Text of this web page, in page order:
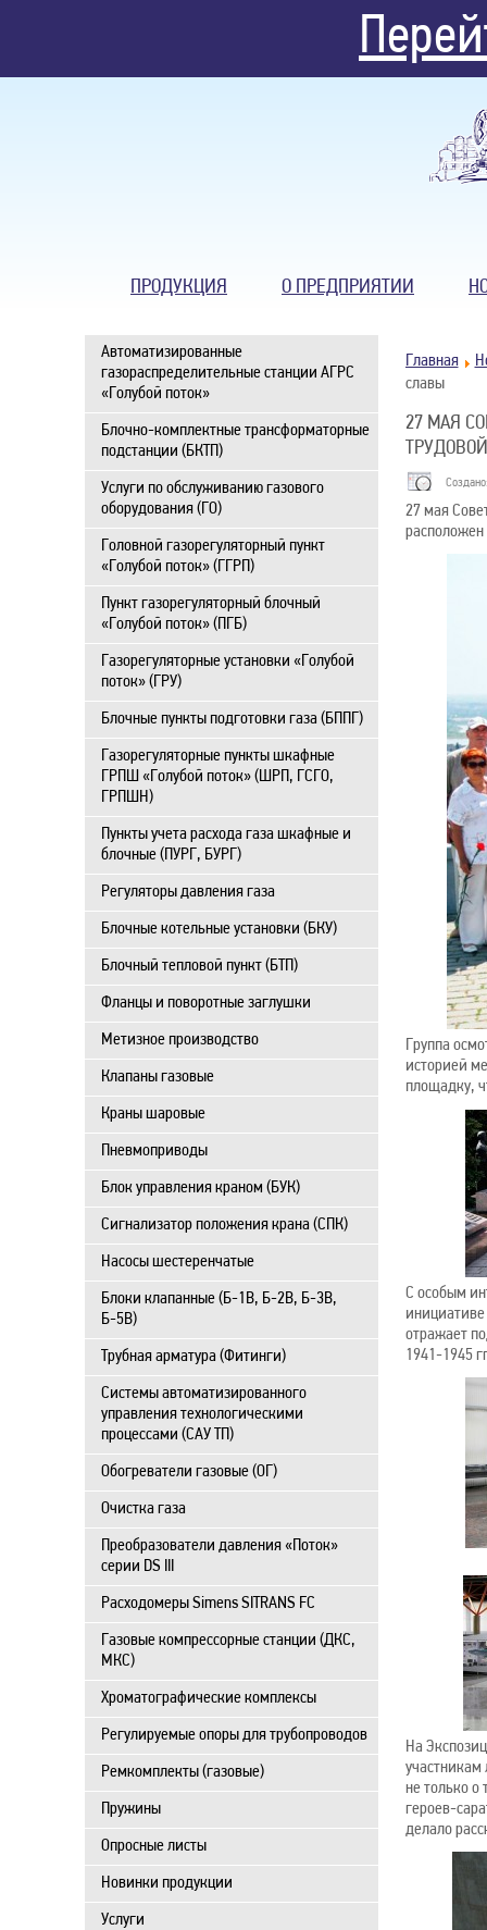
ПРОДУКЦИЯ О ПРЕДПРИЯТИИ
Автоматизированные
газораспределительные станции АГРС
«Голубой поток»
Блочно-комплектные трансформаторные
подстанции (БКТП)
Услуги по обслуживанию газового
оборудования (ГО)
Головной газорегуляторный пункт
«Голубой поток» (ГГРП)
Пункт газорегуляторный блочный
«Голубой поток» (ПГБ)
Газорегуляторные установки «Голубой
поток» (ГРУ)
Блочные пункты подготовки газа (БППГ)
Газорегуляторные пункты шкафные
ГРПШ «Голубой поток» (ШРП, ГСГО,
ГРПШН)
Пункты учета расхода газа шкафные и
блочные (ПУРГ, БУРГ)
Регуляторы давления газа
Блочные котельные установки (БКУ)
Блочный тепловой пункт (БТП)
Фланцы и поворотные заглушки
Метизное производство
Клапаны газовые
Краны шаровые
Пневмоприводы
Блок управления краном (БУК)
Сигнализатор положения крана (СПК)
Насосы шестеренчатые
Блоки клапанные (Б-1В, Б-2В, Б-3В,
Б-5В)
Трубная арматура (Фитинги)
Системы автоматизированного
управления технологическими
процессами (САУ ТП)
Обогреватели газовые (ОГ)
Очистка газа
Преобразователи давления «Поток»
серии DS III
Расходомеры Simens SITRANS FC
Газовые компрессорные станции (ДКС,
МКС)
Хроматографические комплексы
Регулируемые опоры для трубопроводов
Ремкомплекты (газовые)
Пружины
Опросные листы
Новинки продукции
Услуги
Главная
славы
27 МАЯ
27 мая
расположен
Группа
историей
площадку,
С особым
инициативе
отражает
1941-1945
На
участникам
не только о
героев-
делало